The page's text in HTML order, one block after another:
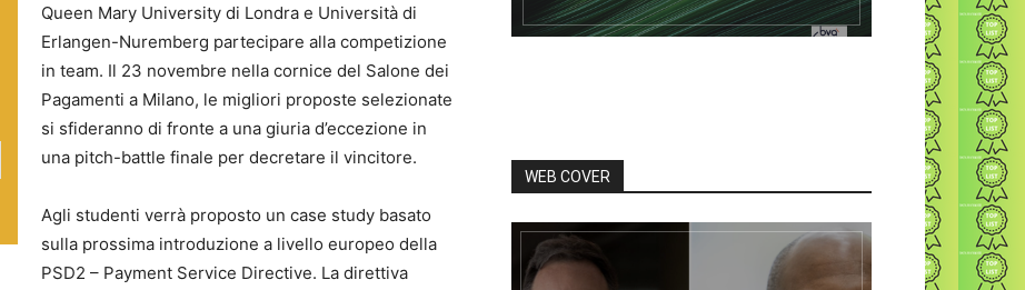
Queen Mary University di Londra e Università di
Erlangen-Nuremberg partecipare alla competizione
in team. Il 23 novembre nella cornice del Salone dei
Pagamenti a Milano, le migliori proposte selezionate
si sfideranno di fronte a una giuria d’eccezione in
una pitch-battle finale per decretare il vincitore.
Agli studenti verrà proposto un case study basato
sulla prossima introduzione a livello europeo della
PSD2 – Payment Service Directive. La direttiva
WEB COVER